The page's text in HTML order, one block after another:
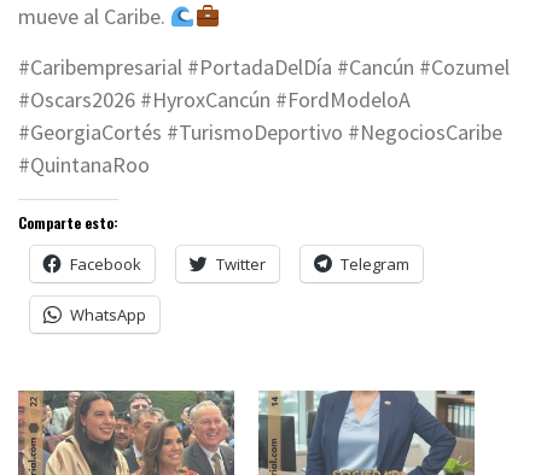
mueve al Caribe.
#Caribempresarial #PortadaDelDía #Cancún #Cozumel
#Oscars2026 #HyroxCancún #FordModeloA
#GeorgiaCortés #TurismoDeportivo #NegociosCaribe
#QuintanaRoo
Comparte esto:
Facebook Twitter Telegram
WhatsApp